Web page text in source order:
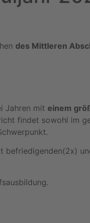
des Mittleren
Jahren mit einem
findet sowohl im